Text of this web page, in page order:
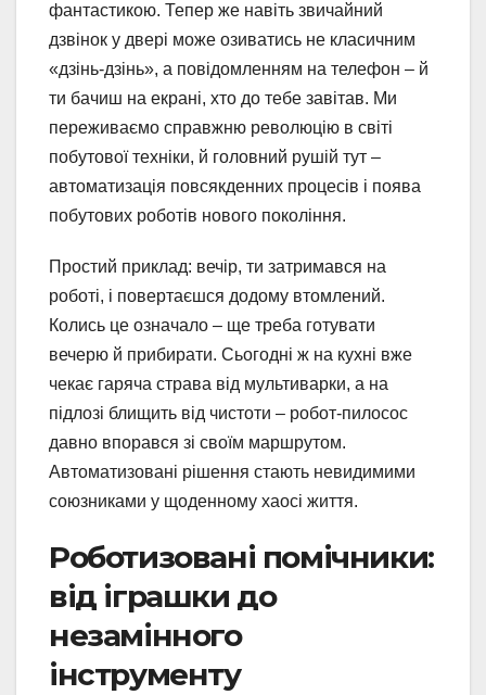
фантастикою. Тепер же навіть звичайний
дзвінок у двері може озиватись не класичним
«дзінь-дзінь», а повідомленням на телефон – й
ти бачиш на екрані, хто до тебе завітав. Ми
переживаємо справжню революцію в світі
побутової техніки, й головний рушій тут –
автоматизація повсякденних процесів і поява
побутових роботів нового покоління.
Простий приклад: вечір, ти затримався на
роботі, і повертаєшся додому втомлений.
Колись це означало – ще треба готувати
вечерю й прибирати. Сьогодні ж на кухні вже
чекає гаряча страва від мультиварки, а на
підлозі блищить від чистоти – робот-пилосос
давно впорався зі своїм маршрутом.
Автоматизовані рішення стають невидимими
союзниками у щоденному хаосі життя.
Роботизовані помічники:
від іграшки до
незамінного
інструменту